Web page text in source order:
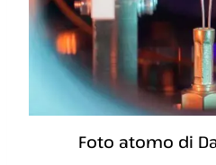
Foto atomo di